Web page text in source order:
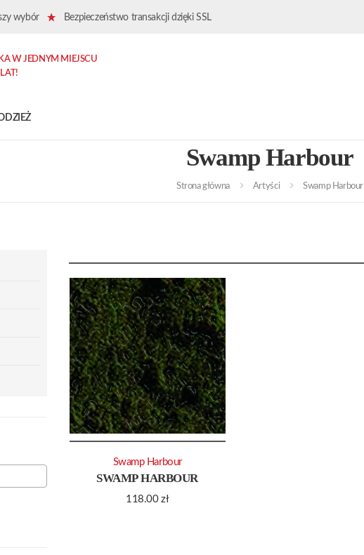
wybór Bezpieczeństwo transakcji dzięki SSL
W JEDNYM MIEJSCU
Swamp Harbour
Strona główna Artyści Swamp Harbour
SWAMP HARBOUR
118.00zł
Swamp Harbour